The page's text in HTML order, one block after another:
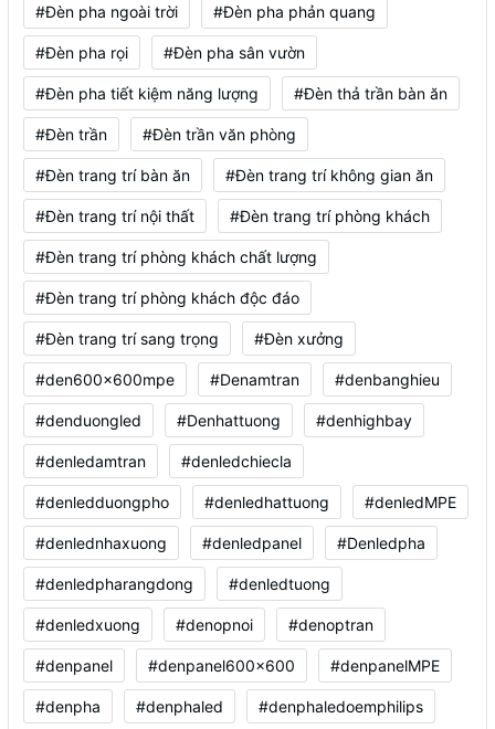
#Đèn pha ngoài trời #Đèn pha phản quang
#Đèn pha rọi #Đèn pha sân vườn
#Đèn pha tiết kiệm năng lượng #Đèn thả trần bàn ăn
#Đèn trần #Đèn trần văn phòng
#Đèn trang trí bàn ăn #Đèn trang trí không gian ăn
#Đèn trang trí nội thất #Đèn trang trí phòng khách
#Đèn trang trí phòng khách chất lượng
#Đèn trang trí phòng khách độc đáo
#Đèn trang trí sang trọng #Đèn xưởng
#den600x600mpe #Denamtran #denbanghieu
#denduongled #Denhattuong #denhighbay
#denledamtran #denledchiecla
#denledduongpho #denledhattuong #denledMPE
#denlednhaxuong #denledpanel #Denledpha
#denledpharangdong #denledtuong
#denledxuong #denopnoi #denoptran
#denpanel #denpanel600x600 #denpanelMPE
#denpha #denphaled #denphaledoemphilips